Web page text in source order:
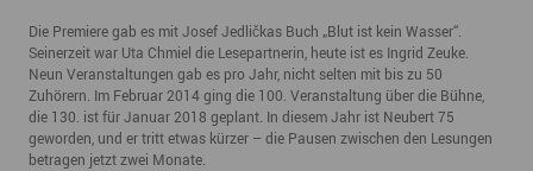
Die Premiere gab es mit Josef Jedličkas Buch „Blut ist kein Wasser“.
Seinerzeit war Uta Chmiel die Lesepartnerin, heute ist es Ingrid Zeuke.
Neun Veranstaltungen gab es pro Jahr, nicht selten mit bis zu 50
Zuhörern. Im Februar 2014 ging die 100. Veranstaltung über die Bühne,
die 130. ist für Januar 2018 geplant. In diesem Jahr ist Neubert 75
geworden, und er tritt etwas kürzer – die Pausen zwischen den Lesungen
betragen jetzt zwei Monate.